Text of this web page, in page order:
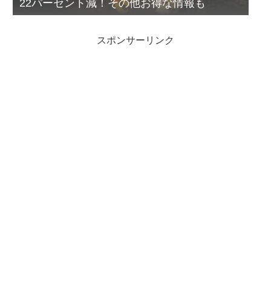
22パーセント減！その他お得な情報も
スポンサーリンク